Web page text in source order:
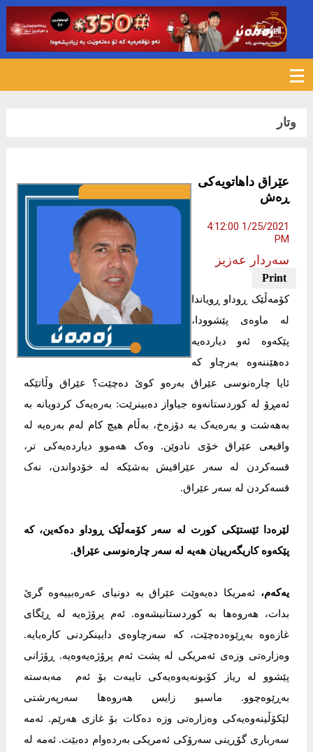
وتار
عێراق داهاتویەکی
ڕەش
1/25/2021 4:12:00
PM
سەردار عەزیز
کۆمەڵێک ڕوداو ڕویاندا
لە ماوەی پێشوودا،
پێکەوە ئەو دیاردەیە
دەهێننەوە بەرچاو کە
ئایا چارەنوسی عێراق بەرەو کوێ دەچێت؟ عێراق وڵاتێکە
ئەمڕۆ لە کوردستانەوە جیاواز دەبینرێت: بەرەیەک کردویانە بە
بەهەشت و بەرەیەک بە دۆزەخ، بەڵام هیچ کام لەم بەرەیە لە
واقیعی عێراق خۆی نادوێن. وەک هەموو دیاردەیەکی تر،
قسەکردن لە سەر عێراقیش بەشێکە لە خۆدواندن، نەک
قسەکردن لە سەر عێراق.
لێرەدا ئێستێکی کورت لە سەر کۆمەڵێک ڕوداو دەکەین، کە
پێکەوە کاریگەرییان هەیە لە سەر چارەنوسی عێراق.
یەکەم، ئەمریکا دەیەوێت عێراق بە دونیای عەرەبییەوە گرێ
بدات، هەروەها بە کوردستانیشەوە. ئەم پرۆژەیە لە ڕێگای
غازەوە بەڕێوەدەچێت، کە سەرچاوەی دابینکردنی کارەبایە.
وەزارەتی وزەی ئەمریکی لە پشت ئەم پرۆژەیەوەیە. ڕۆژانی
پێشوو لە ریاز کۆبونەیەوەیەکی تایبەت بۆ ئەم مەبەستە
بەڕێوەچوو. ماسیو زایس هەروەها سەرپەرشتی
لێکۆڵینەوەیەکی وەزارەتی وزە دەکات بۆ غازی هەرێم. ئەمە
سەرباری گۆڕینی سەرۆکی ئەمریکی بەردەوام دەبێت. ئەمە لە